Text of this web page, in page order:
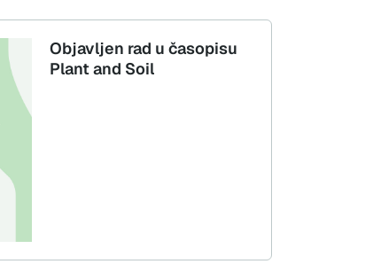
Objavljen rad u časopisu
Plant and Soil